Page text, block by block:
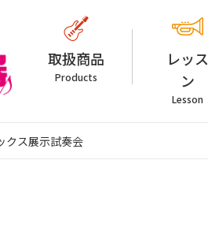
取扱商品
Products
レッス
ン
Lesson
クス展示試奏会